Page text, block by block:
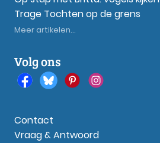
Trage Tochten op de grens
Meer artikelen...
Volg ons
Contact
Vraag & Antwoord